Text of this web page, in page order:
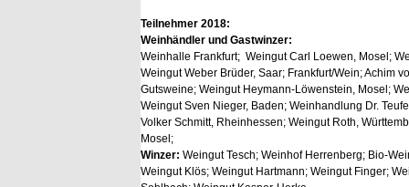
Teilnehmer 2018:
Weinhändler und Gastwinzer:
Weinhalle Frankfurt; Weingut Carl Loewen, Mosel;
Weingut Weber Brüder, Saar; Frankfurt/Wein; Achim
Gutsweine; Weingut Heymann-Löwenstein, Mosel;
Weingut Sven Nieger, Baden; Weinhandlung Dr.
Volker Schmitt, Rheinhessen; Weingut Roth,
Mosel;
Winzer: Weingut Tesch; Weinhof Herrenberg; Bio-
Weingut Klös; Weingut Hartmann; Weingut Finger;